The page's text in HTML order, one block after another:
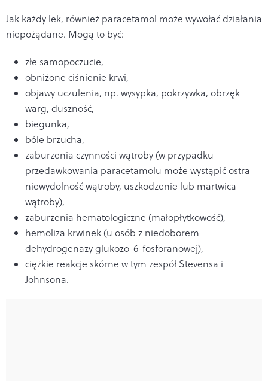
Jak każdy lek, również paracetamol może wywołać działania
niepożądane. Mogą to być:
złe samopoczucie,
obniżone ciśnienie krwi,
objawy uczulenia, np. wysypka, pokrzywka, obrzęk
warg, duszność,
biegunka,
bóle brzucha,
zaburzenia czynności wątroby (w przypadku
przedawkowania paracetamolu może wystąpić ostra
niewydolność wątroby, uszkodzenie lub martwica
wątroby),
zaburzenia hematologiczne (małopłytkowość),
hemoliza krwinek (u osób z niedoborem
dehydrogenazy glukozo-6-fosforanowej),
ciężkie reakcje skórne w tym zespół Stevensa i
Johnsona.